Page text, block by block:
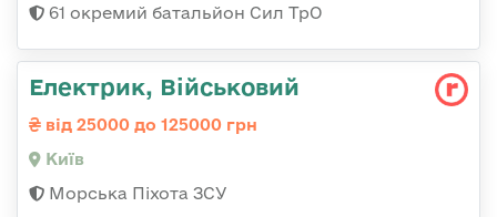
61 окремий батальйон Сил ТрО
Електрик, Військовий
від 25000 до 125000 грн
Київ
Морська Піхота ЗСУ